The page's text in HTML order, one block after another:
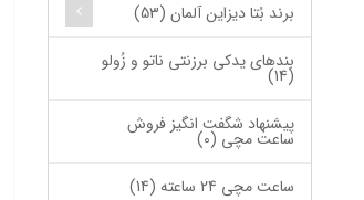
برند بُتا دیزاین آلمان (53)
بندهای یدکی برزنتی ناتو و زُولو
(14)
پیشنهاد شگفت انگیز فروش
ساعت مچی (0)
ساعت مچی 24 ساعته (14)